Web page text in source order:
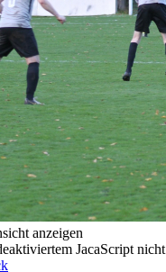
JacaScript